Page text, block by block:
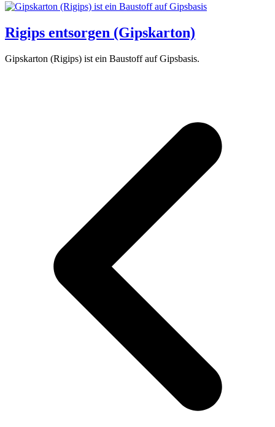
Rigips entsorgen (Gipskarton)
Gipskarton (Rigips) ist ein Baustoff auf Gipsbasis.